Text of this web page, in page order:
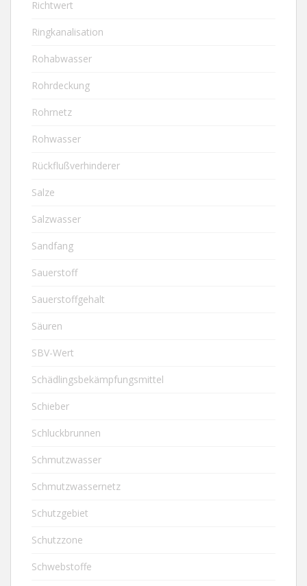
Richtwert
Ringkanalisation
Rohabwasser
Rohrdeckung
Rohrnetz
Rohwasser
Rückflußverhinderer
Salze
Salzwasser
Sandfang
Sauerstoff
Sauerstoffgehalt
Säuren
SBV-Wert
Schädlingsbekämpfungsmittel
Schieber
Schluckbrunnen
Schmutzwasser
Schmutzwassernetz
Schutzgebiet
Schutzzone
Schwebstoffe